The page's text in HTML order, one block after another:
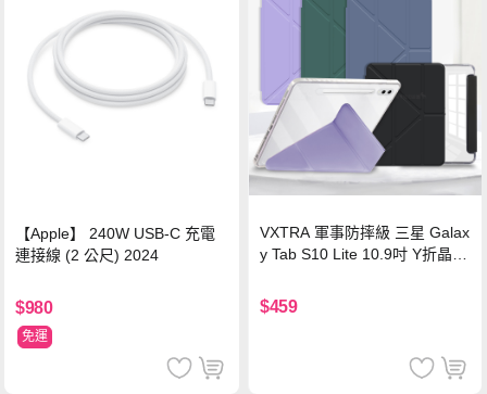
【Apple】 240W USB-C 充電
連接線 (2 公尺) 2024
$980
免運
VXTRA 軍事防摔級 三星 Galax
y Tab S10 Lite 10.9吋 Y折晶透
$459